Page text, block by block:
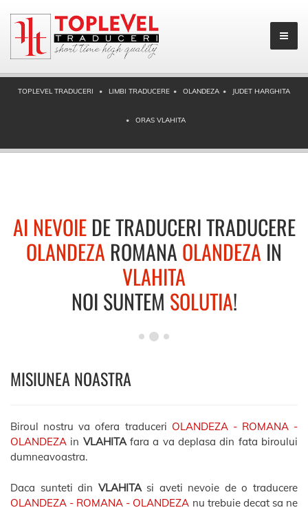
TOPLEVEL TRADUCERI LIMBI TRADUCERE OLANDEZA JUDET HARGHITA
ORAS VLAHITA
AI NEVOIEDE TRADUCERI TRADUCERE
OLANDEZA ROMANA OLANDEZA IN
VLAHITA
NOI SUNTEM SOLUTIA!
MISIUNEA NOASTRA
Biroul nostru va ofera traduceri OLANDEZA - ROMANA -
OLANDEZA in VLAHITAfara a va deplasa din fata biroului
dumneavoastra.
Daca sunteti din VLAHITAsi aveti nevoie de o traducere
OLANDEZA - ROMANA - OLANDEZA nu trebuie decat sa ne